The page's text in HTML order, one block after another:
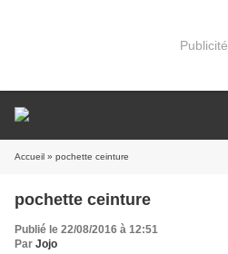
Publicité
Accueil » pochette ceinture
pochette ceinture
Publié le 22/08/2016 à 12:51
Par Jojo